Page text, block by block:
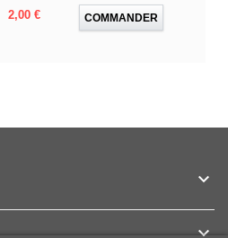
Prix
2,00 € COMMANDER